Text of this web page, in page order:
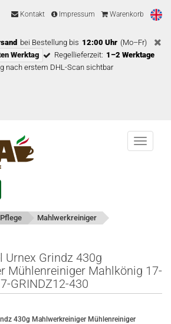
Kontakt Impressum Warenkorb
bei Bestellung bis 12:00 Uhr (Mo–Fr)
Werktag
Regellieferzeit: 1–2 Werktage
nach erstem DHL-Scan sichtbar
Menu
Mahlwerkreiniger
Urnex Grindz 430g
Mühlenreiniger Mahlkönig 17-
GRINDZ12-430
430g Mahlwerkreiniger Mühlenreiniger